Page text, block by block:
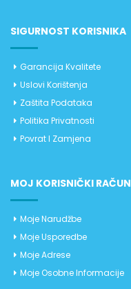
SIGURNOST KORISNIKA
Garancija Kvalitete
Uslovi Korištenja
Zaštita Podataka
Politika Privatnosti
Povrat I Zamjena
MOJ KORISNIČKI RAČUN
Moje Narudžbe
Moje Usporedbe
Moje Adrese
Moje Osobne Informacije